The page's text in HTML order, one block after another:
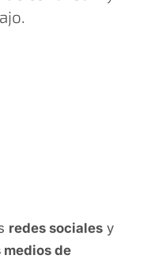
redes sociales y
de